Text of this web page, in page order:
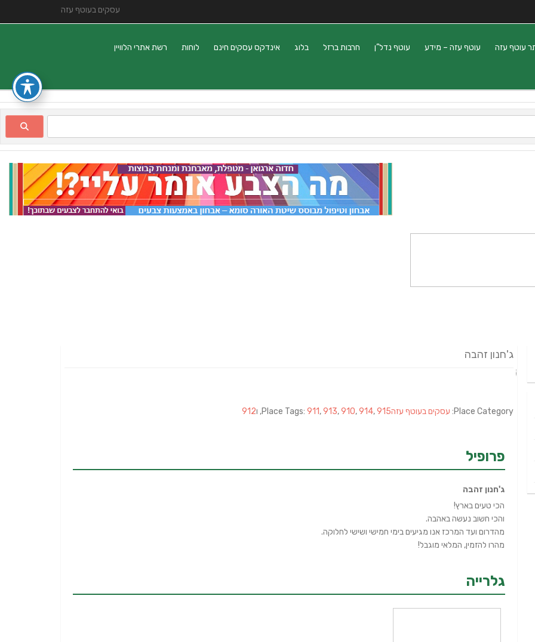
עסקים בעוטף עזה
עוטף עזה עוטף עזה – מידע עוטף נדל”ן חרבות ברזל בלוג אינדקס עסקים חינם לוחות רשת אתרי הלוויין
ג'חנון זהבה
Place Category: עסקים בעוטף עזה Place Tags: 911,913,910,914,915 , ו912
פרופיל
ג'חנון זהבה
הכי טעים בארץ!
והכי חשוב נעשה באהבה.
מהדרום ועד המרכז אנו מגיעים בימי חמישי ושישי לחלוקה.
מהרו להזמין, המלאי מוגבל!
גלרייה